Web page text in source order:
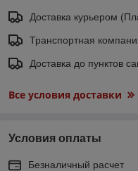
Доставка курьером
Транспортная
Доставка до пунктов
Все условия доставки
Условия оплаты
Безналичный расчет